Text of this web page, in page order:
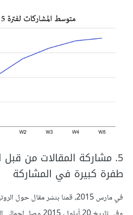
5. مشاركة المقالات من قبل
طفرة كبيرة في المشاركة
في مارس 2015، قمنا بنشر مقال